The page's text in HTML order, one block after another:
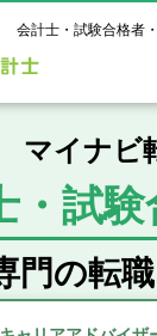
会計士・試験合格者
マイナビ転職 会
ご利用ガイド
よくあるご質問
ご利用の流れ
ご状況別転職ガ
年齢別転職ポイント
はじめての転職の
会計士試験情報
受験資格・申し込
試験科目一覧
保有資格別求人
公認会計士
公認会計士試験合
マイナビ
・試
門の転